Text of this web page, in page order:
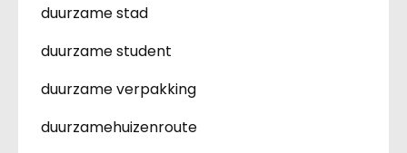
duurzame stad
duurzame student
duurzame verpakking
duurzamehuizenroute